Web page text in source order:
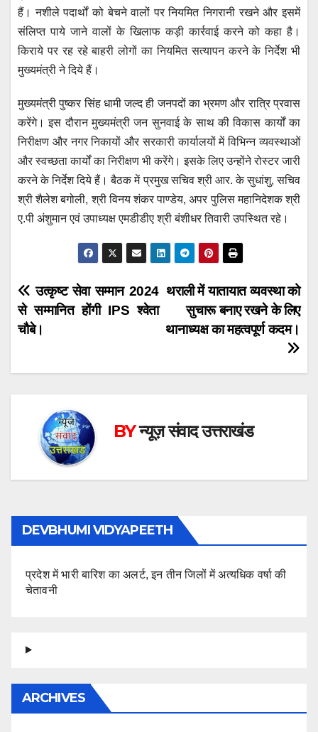
हैं। नशीले पदार्थों को बेचने वालों पर नियमित निगरानी रखने और इसमें
संलिप्त पाये जाने वालों के खिलाफ कड़ी कार्रवाई करने को कहा है।
किराये पर रह रहे बाहरी लोगों का नियमित सत्यापन करने के निर्देश भी
मुख्यमंत्री ने दिये हैं।
मुख्यमंत्री पुष्कर सिंह धामी जल्द ही जनपदों का भ्रमण और रात्रि प्रवास
करेंगे। इस दौरान मुख्यमंत्री जन सुनवाई के साथ की विकास कार्यों का
निरीक्षण और नगर निकायों और सरकारी कार्यालयों में विभिन्न व्यवस्थाओं
और स्वच्छता कार्यों का निरीक्षण भी करेंगे। इसके लिए उन्होंने रोस्टर जारी
करने के निर्देश दिये हैं। बैठक में प्रमुख सचिव श्री आर. के सुधांशु, सचिव
श्री शैलेश बगोली, श्री विनय शंकर पाण्डेय, अपर पुलिस महानिदेशक श्री
ए.पी अंशुमान एवं उपाध्यक्ष एमडीडीए श्री बंशीधर तिवारी उपस्थित रहे।
Post
navigation
थराली में यातायात व्यवस्था को
सुचारू बनाए रखने के लिए
थानाध्यक्ष का महत्वपूर्ण कदम।
उत्कृष्ट सेवा सम्मान 2024
से सम्मानित होंगी IPS श्वेता
चौबे।
BYन्यूज़ संवाद उत्तराखंड
DEVBHUMI VIDYAPEETH
प्रदेश में भारी बारिश का अलर्ट, इन तीन जिलों में अत्यधिक वर्षा की
चेतावनी
ARCHIVES